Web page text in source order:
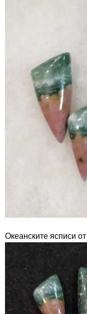
Океанските ясписи